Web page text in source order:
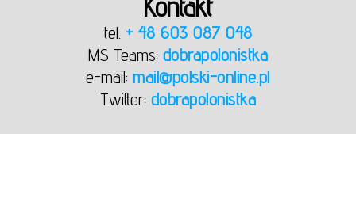
Kontakt
tel. + 48 603 087 048
MS Teams: dobrapolonistka
e-mail:mail@polski-online.pl
Twitter: dobrapolonistka